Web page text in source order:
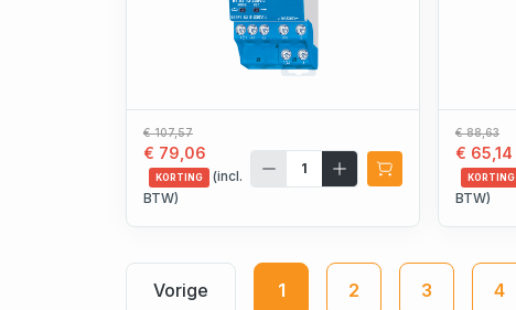
€ 107,57
€ 79,06
KORTING
(incl.
BTW)
€ 88,63
€ 65,14
KORTING
BTW)
Vorige 1 2 3 4